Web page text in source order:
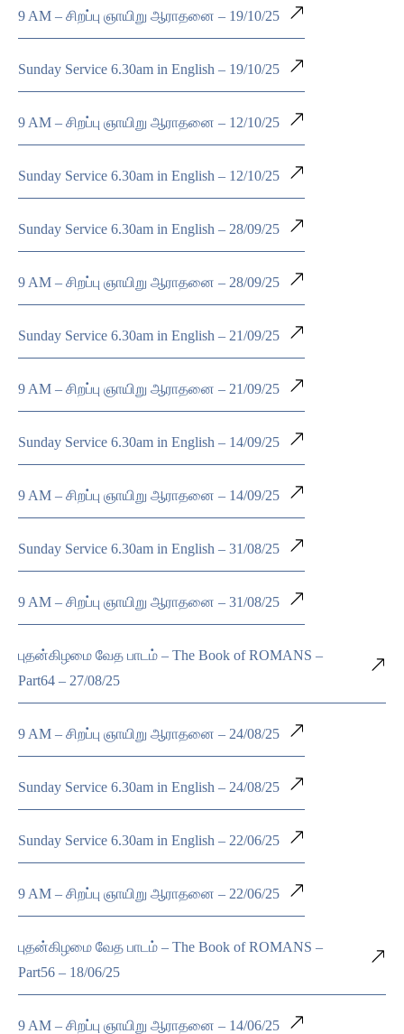
9 AM – சிறப்பு ஞாயிறு ஆராதனை – 19/10/25
Sunday Service 6.30am in English – 19/10/25
9 AM – சிறப்பு ஞாயிறு ஆராதனை – 12/10/25
Sunday Service 6.30am in English – 12/10/25
Sunday Service 6.30am in English – 28/09/25
9 AM – சிறப்பு ஞாயிறு ஆராதனை – 28/09/25
Sunday Service 6.30am in English – 21/09/25
9 AM – சிறப்பு ஞாயிறு ஆராதனை – 21/09/25
Sunday Service 6.30am in English – 14/09/25
9 AM – சிறப்பு ஞாயிறு ஆராதனை – 14/09/25
Sunday Service 6.30am in English – 31/08/25
9 AM – சிறப்பு ஞாயிறு ஆராதனை – 31/08/25
புதன்கிழமை வேத பாடம் – The Book of ROMANS –
Part64 – 27/08/25
9 AM – சிறப்பு ஞாயிறு ஆராதனை – 24/08/25
Sunday Service 6.30am in English – 24/08/25
Sunday Service 6.30am in English – 22/06/25
9 AM – சிறப்பு ஞாயிறு ஆராதனை – 22/06/25
புதன்கிழமை வேத பாடம் – The Book of ROMANS –
Part56 – 18/06/25
9 AM – சிறப்பு ஞாயிறு ஆராதனை – 14/06/25